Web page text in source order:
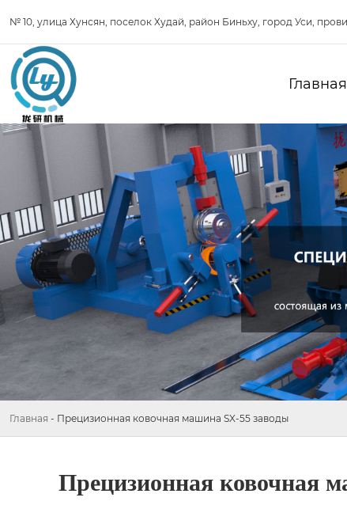
№ 10, улица Хунсян, поселок Худай, район Биньху, город Уси,
Главная
Главная - Прецизионная ковочная машина SX-55 заводы
Прецизионная ковочная